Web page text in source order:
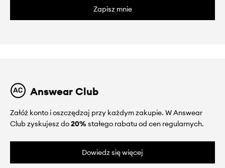
Zapisz mnie
Answear Club
Załóż konto i oszczędzaj przy każdym zakupie. W Answear
Club zyskujesz do20%stałego rabatu od cen regularnych.
Dowiedz się więcej